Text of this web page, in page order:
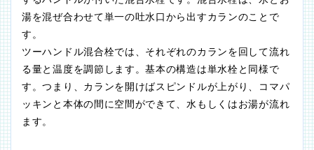
湯を混ぜ合わせて単一の吐水口から出すカランのことで
す。
ツーハンドル混合栓では、それぞれのカランを回して流れ
る量と温度を調節します。基本の構造は単水栓と同様で
す。つまり、カランを開けばスピンドルが上がり、コマパ
ッキンと本体の間に空間ができて、水もしくはお湯が流れ
ます。